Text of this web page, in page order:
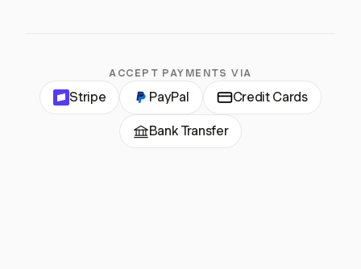
ACCEPT PAYMENTS VIA
Stripe PayPal Credit Cards
Bank Transfer